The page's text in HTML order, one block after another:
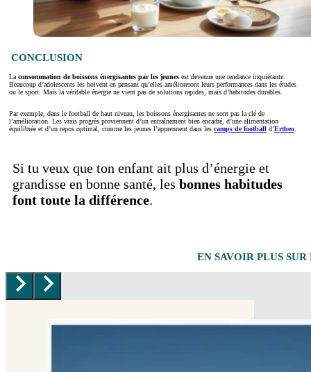
CONCLUSION
La consommation de boissons énergisantes par les jeunes est devenue une tendance inquiétante.
Beaucoup d’adolescents les boivent en pensant qu’elles amélioreront leurs performances dans les études
ou le sport. Mais la véritable énergie ne vient pas de solutions rapides, mais d’habitudes durables.
Par exemple, dans le football de haut niveau, les boissons énergisantes ne sont pas la clé de
l’amélioration. Les vrais progrès proviennent d’un entraînement bien encadré, d’une alimentation
équilibrée et d’un repos optimal, comme les jeunes l’apprennent dans les camps de football d’Ertheo
Si tu veux que ton enfant ait plus d’énergie et
grandisse en bonne santé, les bonnes habitudes
font toute la différence.
EN SAVOIR PLUS